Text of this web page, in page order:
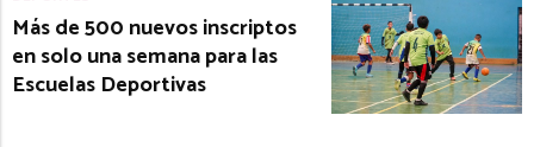
Más de 500 nuevos inscriptos
en solo una semana para las
Escuelas Deportivas